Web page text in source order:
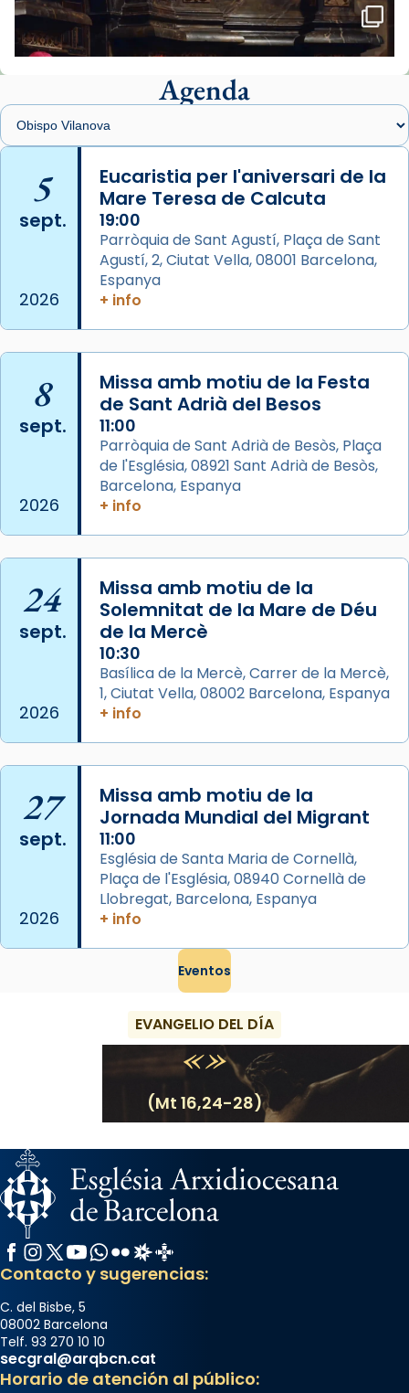
🔗tinyurl.com/cvu5jmbk
📸 J. Merino
de Barcelona.
2 weeks ago
Aquest dilluns, 27 de juliol, ha tingut lloc la
missa d’acció de gràcies en agraïment al
comitè organitzador de la visita apostòlica
del Sant Pare Lleó XIV a Barcelona, i als
L’arquebisbe de Barcelona, el cardenal Joan
Josep Omella, ha presidit la missa i l’ha
concelebrat el bisbe auxiliar de Barcelona,
Mons. David Abadías.
📸 Dr. G. Simón
View on Facebook ·
Arquebisbat de Barcelona
Memòria de les santes Juliana i
Semproniana, verges i màrtirs.
Acompanyant la història de sant Cugat, a
partir de l’Edat Mitjana sorgeix la tradició
que les santes Juliana (“relatiu a Júlia”) i
que les santes són filles de l’antiga Iluro.
Mataró en reivindicarà les relíq
...Ver más
View on Facebook · Share
Agenda
5
sept.
2026
Eucaristia per l'aniversari de la
Mare Teresa de Calcuta
19:00
Parròquia de Sant Agustí, Plaça de Sant
Agustí, 2, Ciutat Vella, 08001 Barcelona,
Espanya
+ info
8
sept.
2026
Missa amb motiu de la Festa
de Sant Adrià del Besos
11:00
Parròquia de Sant Adrià de Besòs, Plaça
de l'Església, 08921 Sant Adrià de Besòs,
Barcelona, Espanya
+ info
24
sept.
2026
Missa amb motiu de la
Solemnitat de la Mare de Déu
de la Mercè
10:30
Basílica de la Mercè, Carrer de la Mercè,
1, Ciutat Vella, 08002 Barcelona, Espanya
+ info
27
sept.
2026
Missa amb motiu de la
Jornada Mundial del Migrant
11:00
Església de Santa Maria de Cornellà,
Plaça de l'Església, 08940 Cornellà de
Llobregat, Barcelona, Espanya
+ info
Eventos
EVANGELIO DEL DÍA
(Mt 16,24-28)
Facebook
Instagram
X / Twitter
YouTube
WhatsApp
FlickrRadio Estel
Catalunya Cristiana
Contacto y sugerencias:
C. del Bisbe, 5
08002 Barcelona
Telf. 93 270 10 10
secgral@arqbcn.cat
Horario de atención al público: